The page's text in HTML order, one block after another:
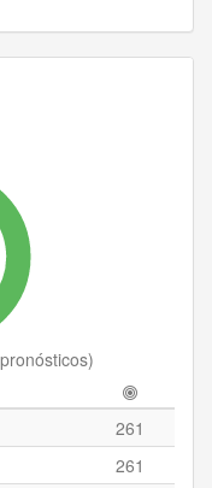
)
261
261